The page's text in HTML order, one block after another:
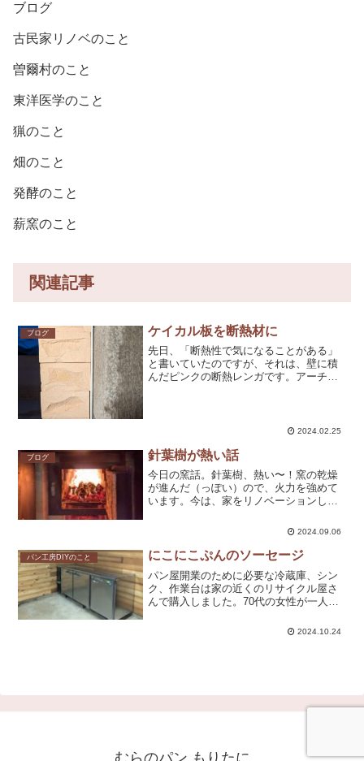
ブログ
古民家リノベのこと
曽爾村のこと
東洋医学のこと
猟のこと
畑のこと
発酵のこと
薪窯のこと
関連記事
ブログ ケイカル板を断熱材に
先日、「断熱性で気になることがある」
と書いていたのですが、それは、壁に積
んだピンクの断熱レンガです。アーチが
2024.02.25
ブログ 針葉樹が熱い話
今日の窯話。針葉樹、熱い〜！窯の乾燥
が進んだ（っぽい）ので、火力を強めて
います。今は、家をリノベーションした
まして、ほぼ針葉樹なのですが、熱い！
薪は広葉樹で今振り返ると...
2024.09.06
パン工房DIYのこと にこにこぷんのソーセージ
パン屋開業のために必要な冷蔵庫、シン
ク、作業台は家の近くのリサイクル屋さ
んで購入しました。70代の女性が一人で
主人がお亡くなりになったそうです。）
2024.10.24
むらのパン もりたに